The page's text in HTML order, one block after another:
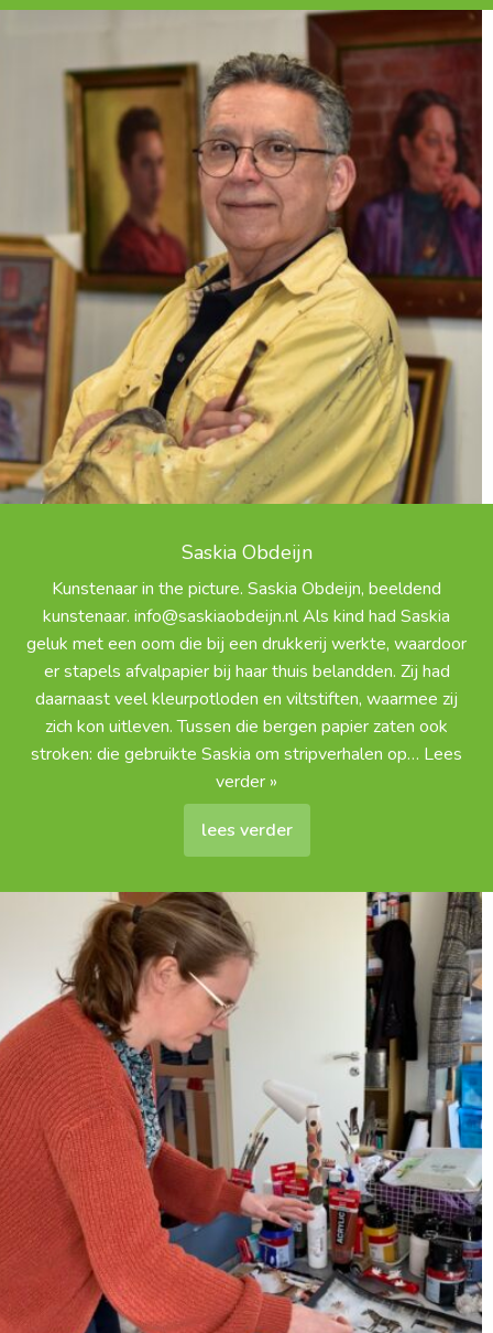
Saskia Obdeijn
Kunstenaar in the picture. Saskia Obdeijn, beeldend
kunstenaar. info@saskiaobdeijn.nl Als kind had Saskia
geluk met een oom die bij een drukkerij werkte, waardoor
er stapels afvalpapier bij haar thuis belandden. Zij had
daarnaast veel kleurpotloden en viltstiften, waarmee zij
zich kon uitleven. Tussen die bergen papier zaten ook
stroken: die gebruikte Saskia om stripverhalen op… Lees
verder »
lees verder